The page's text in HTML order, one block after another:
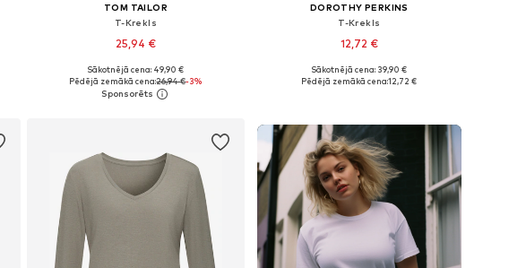
TOM TAILOR
T-Krekls
25,94 €
Pieejamie izmēri: XS, S, M, XL, XXL
Pievienot grozam
Sākotnējā cena: 49,90 €
Pēdējā zemākā cena:26,94 €-3%
DOROTHY PERKINS
T-Krekls
12,72 €
Pieejamie izmēri: S, M, L
Sākotnējā cena: 39,90 €
Pēdējā zemākā cena:12,72 €